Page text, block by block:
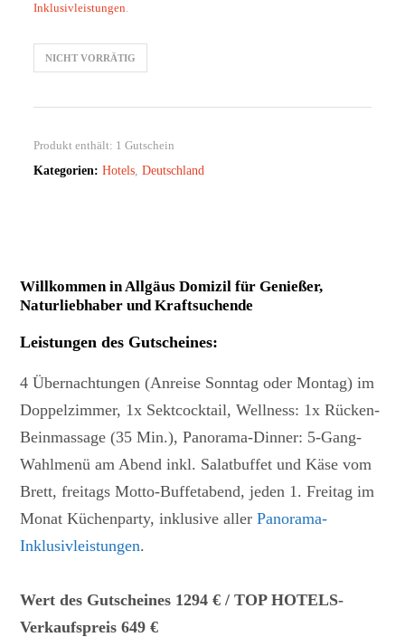
Inklusivleistungen.
NICHT VORRÄTIG
Produkt enthält: 1Gutschein
Kategorien: Hotels,Deutschland
Willkommen in Allgäus Domizil für Genießer,
Naturliebhaber und Kraftsuchende
Leistungen des Gutscheines:
4 Übernachtungen (Anreise Sonntag oder Montag) im
Doppelzimmer, 1x Sektcocktail, Wellness: 1x Rücken-
Beinmassage (35 Min.), Panorama-Dinner: 5-Gang-
Wahlmenü am Abend inkl. Salatbuffet und Käse vom
Brett, freitags Motto-Buffetabend, jeden 1. Freitag im
Monat Küchenparty, inklusive allerPanorama-
Inklusivleistungen.
Wert des Gutscheines 1294 € / TOP HOTELS-
Verkaufspreis 649 €